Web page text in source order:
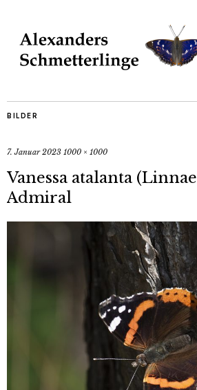
BILDER
7. Januar 2023 1000 × 1000
Vanessa atalanta
Admiral